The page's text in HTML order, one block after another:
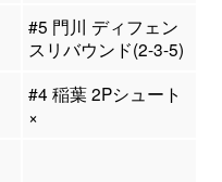
#5 門川 ディフェン
スリバウンド(2-3-5)
#4 稲葉 2Pシュート
×